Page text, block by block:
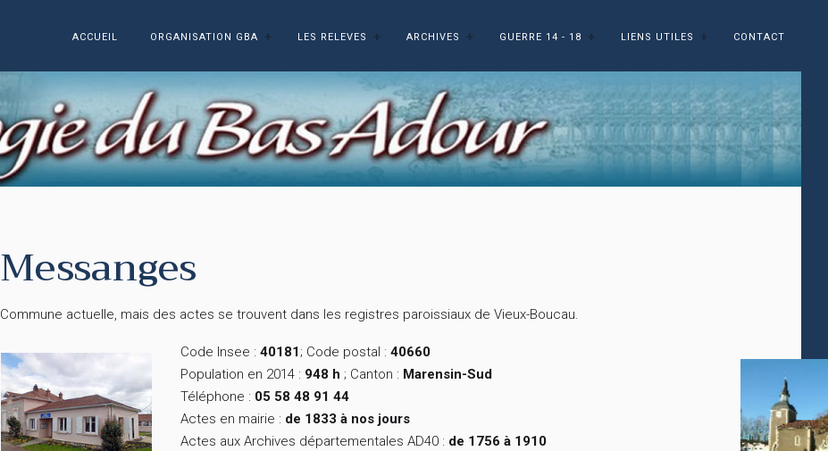
ACCUEIL ORGANISATION GBA LES RELEVES ARCHIVES GUERRE 14 - 18 LIENS UTILES CONTACT
Messanges
Commune actuelle, mais des actes se trouvent dans les registres paroissiaux de Vieux-Boucau.
Code Insee : 40181; Code postal : 40660
Population en 2014 : 948 h ; Canton : Marensin-Sud
Téléphone : 05 58 48 91 44
Actes en mairie : de 1833 à nos jours
Actes aux Archives départementales AD40 : de 1756 à 1910